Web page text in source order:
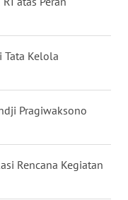
Tata Kelola
Pragiwaksono
Rencana Kegiatan